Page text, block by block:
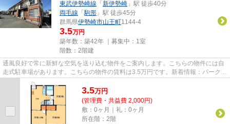
東武伊勢崎線 「 新伊勢崎 」駅 徒歩40分
両毛線 「駒形 」駅 徒歩45分
群馬県伊勢崎市山王町1144-4
3.5万円
築年数：築42年 ｜募集中： 1室
階数：2階建
通風良好で常に新鮮な空気を送り込む物件をご案内します。こちらの物件には自
走式駐車場があります。こちらの物件の賃料は3.5万円です。新着情報：パークハ
イツAの空室情報ならコチラ...
3.5万円
(管理費・共益費 2,000円)
敷：0ヶ月｜礼：0ヶ月
所在階：2階